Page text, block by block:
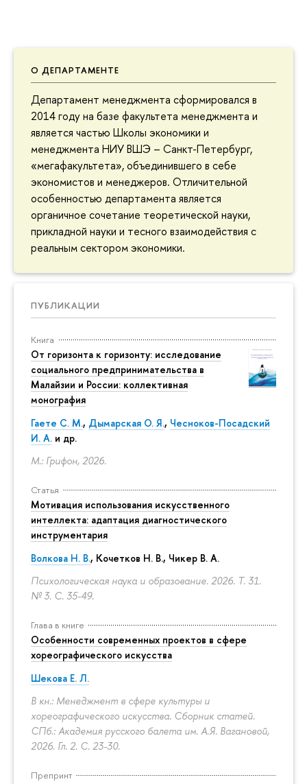
О ДЕПАРТАМЕНТЕ
Департамент менеджмента сформировался в
2014 году на базе факультета менеджмента и
является частью Школы экономики и
менеджмента НИУ ВШЭ – Санкт-Петербург,
«мегафакультета», объединившего в себе
экономистов и менеджеров. Отличительной
особенностью департамента является
органичное сочетание теоретической науки,
прикладной науки и тесного взаимодействия с
реальным сектором экономики.
ПУБЛИКАЦИИ
Книга
От горизонта к горизонту: исследование
социального предпринимательства в
Малайзии и России: коллективная
монография
Гаете С. М., Дымарская О. Я., Чесноков-Посадский
И. А. и др.
М.: Грифон, 2026.
Статья
Мотивация использования искусственного
интеллекта: адаптация диагностического
инструментария
Волкова Н. В., Кочетков Н. В., Чикер В. А.
Психологическая наука и образование. 2026. Т. 31.
№ 3. С. 35-49.
Глава в книге
Особенности современных проектов в сфере
хореографического искусства
Шекова Е. Л.
В кн.: Менеджмент в сфере культуры и
хореографического искусства. Сборник статей.
СПб.: Академия русского балета им. А.Я. Вагановой,
2026. Гл. 2. С. 23-30.
Препринт